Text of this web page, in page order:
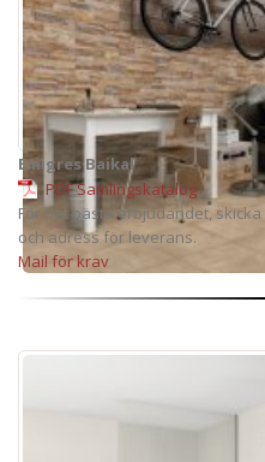
Emigres Baikal
PDF Samlingskatalog
För det bästa erbjudandet,
och adress för leverans.
Mail för krav